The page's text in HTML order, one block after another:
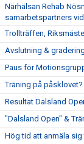
Närhälsan Rehab
samarbetspartners
Trollträffen,
Avslutning &
Paus för
Träning på påsklovet?
Resultat Dalsland
"Dalsland Open" &
Hög tid att anmäla sig